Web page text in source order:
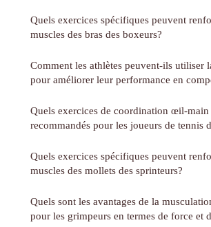
Quels exercices spécifiques peuvent
muscles des bras des boxeurs?
Comment les athlètes peuvent-ils utiliser
pour améliorer leur performance en
Quels exercices de coordination œil-main
recommandés pour les joueurs de tennis
Quels exercices spécifiques peuvent
muscles des mollets des sprinteurs?
Quels sont les avantages de la
pour les grimpeurs en termes de force et